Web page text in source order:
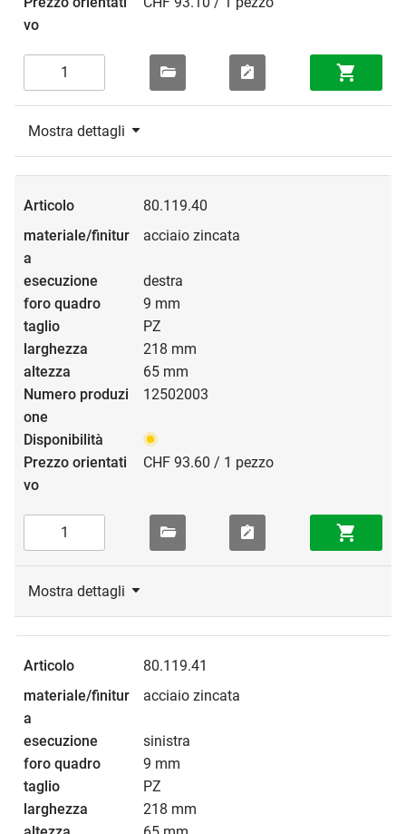
Mostra dettagli
80.119.40
acciaio zincata
destra
9 mm
PZ
218 mm
65 mm
12502003
CHF 93.60 / 1 pezzo
Mostra dettagli
80.119.41
acciaio zincata
sinistra
9 mm
PZ
218 mm